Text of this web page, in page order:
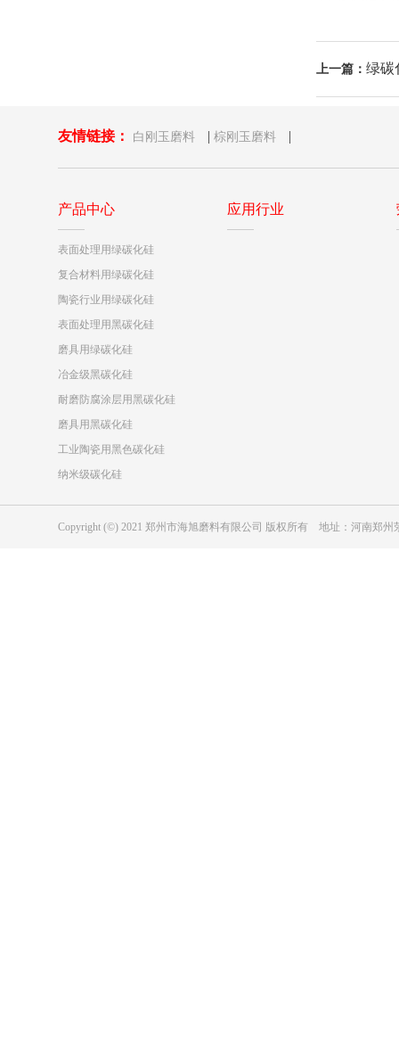
上一篇： 绿碳
友情链接： 白刚玉磨料 | 棕刚玉磨料 |
产品中心
表面处理用绿碳化硅
复合材料用绿碳化硅
陶瓷行业用绿碳化硅
表面处理用黑碳化硅
磨具用绿碳化硅
冶金级黑碳化硅
耐磨防腐涂层用黑碳化硅
磨具用黑碳化硅
工业陶瓷用黑色碳化硅
纳米级碳化硅
应用行业
Copyright (©) 2021 郑州市海旭磨料有限公司 版权所有 地址：河南郑